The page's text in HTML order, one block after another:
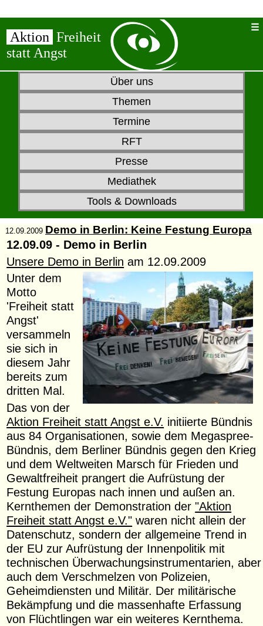
Aktion Freiheit
statt Angst
Über uns
Themen
Termine
RFT
Presse
Mediathek
Tools & Downloads
12.09.2009 Demo in Berlin: Keine Festung Europa
12.09.09 - Demo in Berlin
Unsere Demo in Berlin am 12.09.2009
Unter dem
Motto
'Freiheit statt
Angst'
versammeln
sie sich in
diesem Jahr
bereits zum
dritten Mal.
Das von der
Aktion Freiheit statt Angst e.V. initiierte Bündnis
aus 84 Organisationen, sowie dem Megaspree-
Bündnis, dem Berliner Bündnis gegen den Krieg
und dem Weltweiten Marsch für Frieden und
Gewaltfreiheit prangert die Aufrüstung der
Festung Europas nach innen und außen an.
Kernthemen der Demonstration der"Aktion
Freiheit statt Angst e.V." waren nicht allein der
Datenschutz, sondern der allgemeine Trend in
der EU zur Aufrüstung der Innenpolitik mit
technischen Überwachungsinstrumentarien, aber
auch dem Verschmelzen von Polizeien,
Geheimdiensten und Militär. Der militärische
Bekämpfung und die massenhafte Erfassung
von Flüchtlingen war ein weiteres Kernthema.